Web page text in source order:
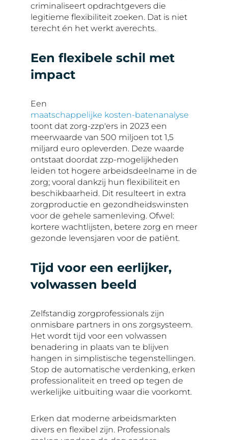
criminaliseert opdrachtgevers die
legitieme flexibiliteit zoeken. Dat is niet
terecht én het werkt averechts.
Een flexibele schil met
impact
Een
maatschappelijke kosten-batenanalyse
toont dat zorg-zzp'ers in 2023 een
meerwaarde van 500 miljoen tot 1,5
miljard euro opleverden. Deze waarde
ontstaat doordat zzp-mogelijkheden
leiden tot hogere arbeidsdeelname in de
zorg; vooral dankzij hun flexibiliteit en
beschikbaarheid. Dit resulteert in extra
zorgproductie en gezondheidswinsten
voor de gehele samenleving. Ofwel:
kortere wachtlijsten, betere zorg en meer
gezonde levensjaren voor de patiënt.
Tijd voor een eerlijker,
volwassen beeld
Zelfstandig zorgprofessionals zijn
onmisbare partners in ons zorgsysteem.
Het wordt tijd voor een volwassen
benadering in plaats van te blijven
hangen in simplistische tegenstellingen.
Stop de automatische verdenking, erken
professionaliteit en treed op tegen de
werkelijke uitbuiting waar die voorkomt.
Erken dat moderne arbeidsmarkten
divers en flexibel zijn. Professionals